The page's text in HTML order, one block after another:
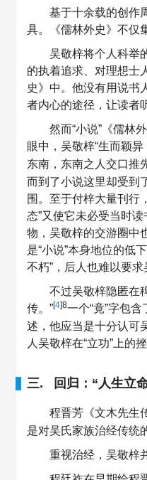
基于十余载的创作
具。《儒林外史》不仅
吴敬梓将个人科举
的执着追求、对理想士
史》中。他没有用说书
者内心的途径，让读者
然而“小说”《儒林
眼中，吴敬梓“生而颖
东南，东南之人交口推
而到了小说这里却受到
围。至于付梓大量刊行
态”又使它未必受当时
物，吴敬梓的交游圈中
是“小说”本身地位的低
不朽”，后人也难以要
不过吴敬梓隐匿在
传。”[4]8一个“竟”字包
述，他应当是十分认可
人吴敬梓在“立功”上的
三. 回归：“人生立
程晋芳《文木先生
是对吴氏家族治经传统
重视治经，吴敬梓